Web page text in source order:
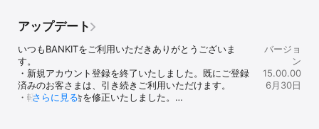
だけます。
セブン銀行のATM、銀行振込み、クレジットカード、スマートクレ
カ、でBANKITにチャージができます。クレジットカード、スマート
クレカのオートチャージ機能があります。
また、ことら送金でお持ちの銀行アプリ等からBANKITにチャージす
ることができます。
なきゃ 返すこともできません？巫山戯るな
取るだけ取って説明もせずすぐには 返せませ
んじゃねえんだよゴミやな 詐欺やぞ、これで
もし認証通らなくて 使えませんってなったら
ガチで訴えるからな 追記　プリペイドカード
として使ってて クイックペイとして使用する
だけなのに 本人確認がいるそうです、馬鹿み
たい 貴方達は誇りを持って、使われる方の
後もBANKITを改善して参りますので、引き
す。
届いたので家
アップデート
いつもBANKITをご利用いただきありがとうございま
す。
・新規アカウント登録を終了いたしました。既にご登録
済みのお客さまは、引き続きご利用いただけます。
・軽微な不具合を修正いたしました。
さらに見る
バージョ
ン
15.00.00
6月30日